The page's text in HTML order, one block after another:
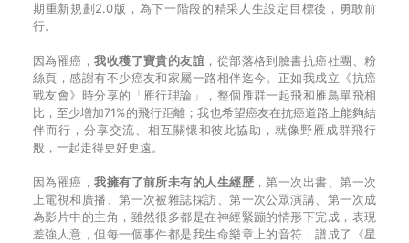
期重新規劃2.0版，為下一階段的精采人生設定目標後，勇敢前
行。
因為罹癌，我收穫了寶貴的友誼 ，從部落格到臉書抗癌社團、粉
絲頁，感謝有不少癌友和家屬一路相伴迄今。正如我成立《抗癌
戰友會》時分享的「雁行理論」，整個雁群一起飛和雁鳥單飛相
比，至少增加71%的飛行距離；我也希望癌友在抗癌道路上能夠結
伴而行，分享交流、相互關懷和彼此協助，就像野雁成群飛行
般，一起走得更好更遠。
因為罹癌，我擁有了前所未有的人生經歷 ，第一次出書、第一次
上電視和廣播、第一次被雜誌採訪、第一次公眾演講、第一次成
為影片中的主角，雖然很多都是在神經緊蹦的情形下完成，表現
差強人意，但每一個事件都是我生命樂章上的音符，譜成了《星